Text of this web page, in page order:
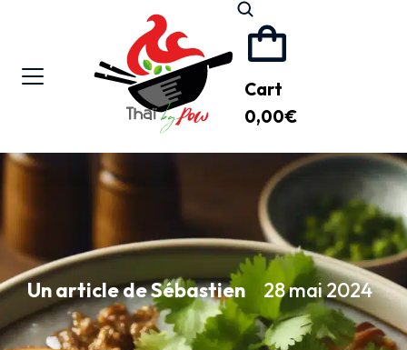
Cart
0,00€
Un article de Sébastien 28 mai 2024